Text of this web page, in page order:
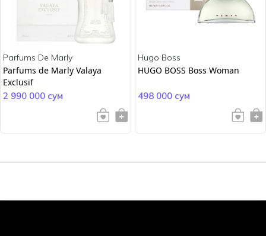
Parfums De Marly
Parfums de Marly Valaya
Exclusif
2 990 000 сум
Hugo Boss
HUGO BOSS Boss Woman
498 000 сум